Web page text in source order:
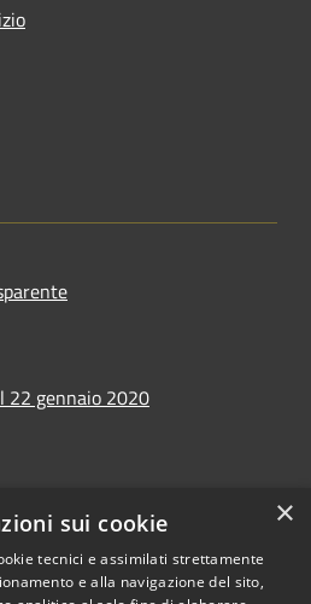
22 gennaio 2020
×
sui cookie
tecnici e assimilati strettamente
e alla navigazione del sito,